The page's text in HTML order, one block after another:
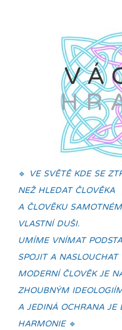
🔹 VE SVĚTĚ KDE SE
NEŽ HLEDAT ČLOVĚKA
A ČLOVĚKU
VLASTNÍ DUŠI.
UMÍME VNÍMAT
SPOJIT A NASLOUCHAT
MODERNÍ ČLOVĚK JE
ZHOUBNÝM
A JEDINÁ OCHRANA JE
HARMONIE🔹